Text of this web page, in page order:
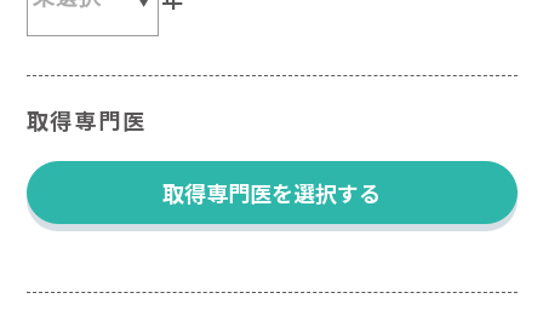
取得専門医
取得専門医を選択する